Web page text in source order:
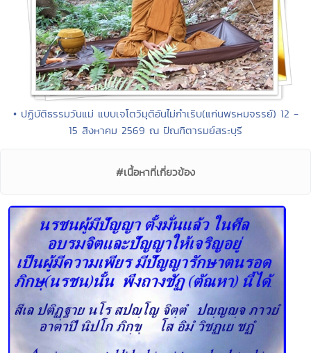
• ปฏิบัติธรรมวันแม่ แบบเจโตวิมุติอันไม่กำเริบ(แก่นพรหมจรรย์) 12 -
15 สิงหาคม 2569 ณ ปัณฑิตารมย์สระบุรี
#เนื้อหาที่เกี่ยวข้อง